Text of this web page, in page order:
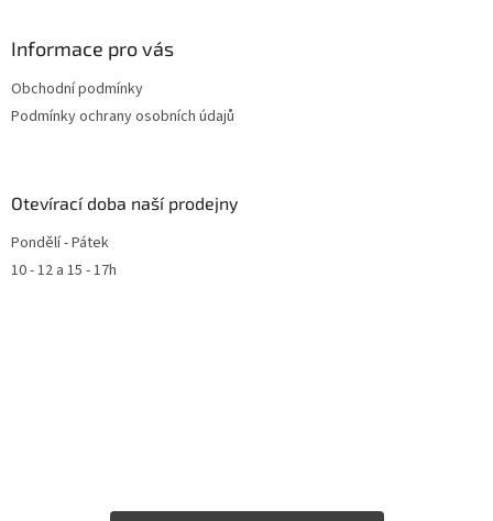
Informace pro vás
Obchodní podmínky
Podmínky ochrany osobních údajů
Otevírací doba naší prodejny
Pondělí - Pátek
10 - 12 a 15 - 17h